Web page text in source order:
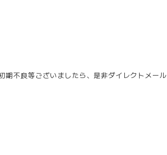
期不良等ございましたら、是非ダイレクトメール